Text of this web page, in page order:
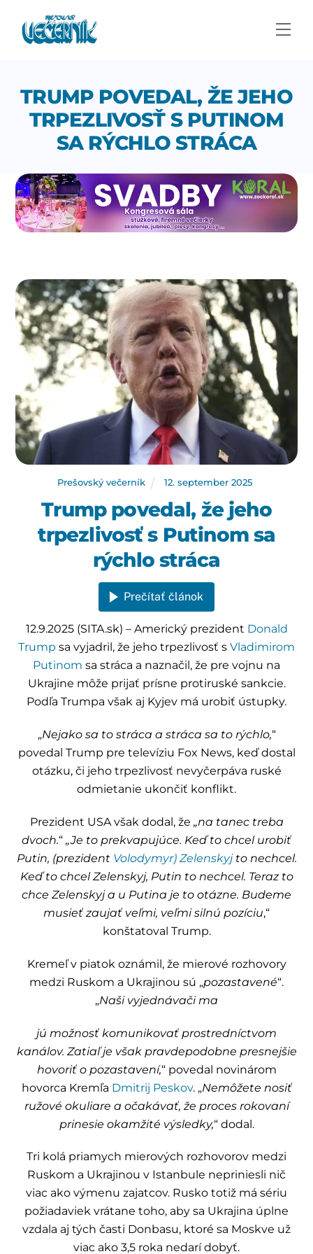
content
TRUMP POVEDAL, ŽE JEHO
TRPEZLIVOSŤ S PUTINOM
SA RÝCHLO STRÁCA
Prešovský večerník 12. september 2025
Trump povedal, že jeho
trpezlivosť s Putinom sa
rýchlo stráca
Prečítať článok
12.9.2025 (SITA.sk) – Americký prezident Donald
Trump sa vyjadril, že jeho trpezlivosť s Vladimirom
Putinom sa stráca a naznačil, že pre vojnu na
Ukrajine môže prijať prísne protiruské sankcie.
Podľa Trumpa však aj Kyjev má urobiť ústupky.
„Nejako sa to stráca a stráca sa to rýchlo,“
povedal Trump pre televíziu Fox News, keď dostal
otázku, či jeho trpezlivosť nevyčerpáva ruské
odmietanie ukončiť konflikt.
Prezident USA však dodal, že „na tanec treba
dvoch.“ „Je to prekvapujúce. Keď to chcel urobiť
Putin, (prezident Volodymyr) Zelenskyjto nechcel.
Keď to chcel Zelenskyj, Putin to nechcel. Teraz to
chce Zelenskyj a u Putina je to otázne. Budeme
musieť zaujať veľmi, veľmi silnú pozíciu,“
konštatoval Trump.
Kremeľ v piatok oznámil, že mierové rozhovory
medzi Ruskom a Ukrajinou sú „pozastavené“.
„Naši vyjednávači ma
jú možnosť komunikovať prostredníctvom
kanálov. Zatiaľ je však pravdepodobne presnejšie
hovoriť o pozastavení,“ povedal novinárom
hovorca Kremľa Dmitrij Peskov. „Nemôžete nosiť
ružové okuliare a očakávať, že proces rokovaní
prinesie okamžité výsledky,“ dodal.
Tri kolá priamych mierových rozhovorov medzi
Ruskom a Ukrajinou v Istanbule nepriniesli nič
viac ako výmenu zajatcov. Rusko totiž má sériu
požiadaviek vrátane toho, aby sa Ukrajina úplne
vzdala aj tých časti Donbasu, ktoré sa Moskve už
viac ako 3,5 roka nedarí dobyť.